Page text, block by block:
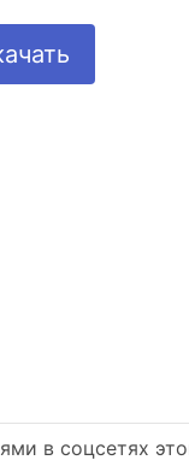
в соцсетях